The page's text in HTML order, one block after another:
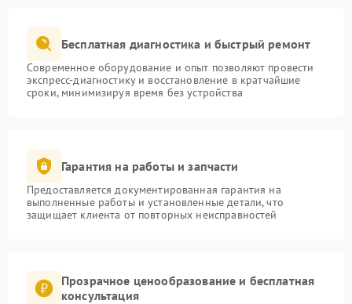
Бесплатная диагностика и быстрый ремонт
Современное оборудование и опыт позволяют провести
экспресс-диагностику и восстановление в кратчайшие
сроки, минимизируя время без устройства
Гарантия на работы и запчасти
Предоставляется документированная гарантия на
выполненные работы и установленные детали, что
защищает клиента от повторных неисправностей
Прозрачное ценообразование и бесплатная
консультация